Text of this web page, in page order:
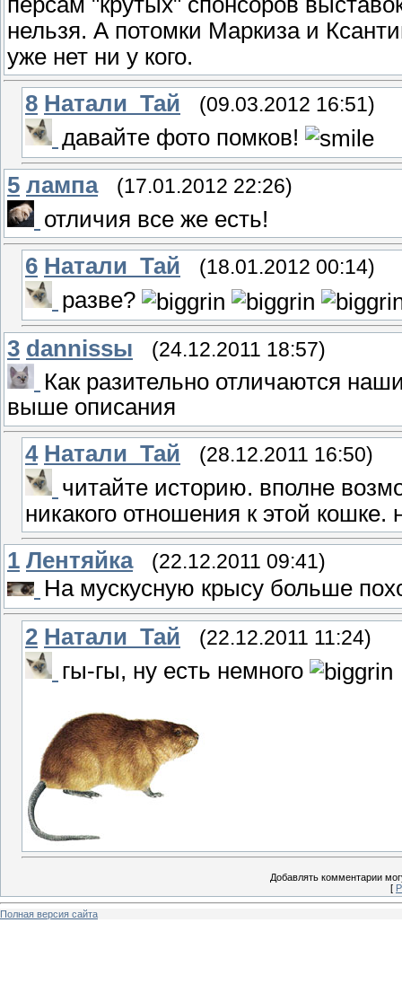
нельзя. А потомки Маркиза и
уже нет ни у кого.
8 Натали_Тай (09.03.2012 16:51)
давайте фото помков!
5 лампа (17.01.2012 22:26)
отличия все же есть!
6 Натали_Тай (18.01.2012 00:14)
разве?
3 dannissы (24.12.2011 18:57)
Как разительно отличаются
выше описания
4 Натали_Тай (28.12.2011 16:50)
читайте историю. вполне
никакого отношения к этой кошке.
1 Лентяйка (22.12.2011 09:41)
На мускусную крысу больше
2 Натали_Тай (22.12.2011 11:24)
гы-гы, ну есть немного
Добавлять комментарии
[
Полная версия сайта